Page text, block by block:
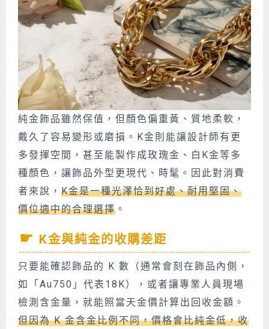
純金飾品雖然保值，但顏色偏重黃、質地柔軟，
戴久了容易變形或磨損。K金則能讓設計師有更
多發揮空間，甚至能製作成玫瑰金、白K金等多
種顏色，讓飾品外型更現代、時髦。因此對消費
者來說， K金是一種光澤恰到好處、耐用堅固、
價位適中的合理選擇 。
K金與純金的收購差距
只要能確認飾品的 K 數（通常會刻在飾品內側，
如「Au750」代表18K），或者讓專業人員現場
檢測含金量，就能照當天金價計算出回收金額。
但因為 K 金含金比例不同，價格會比純金低，收